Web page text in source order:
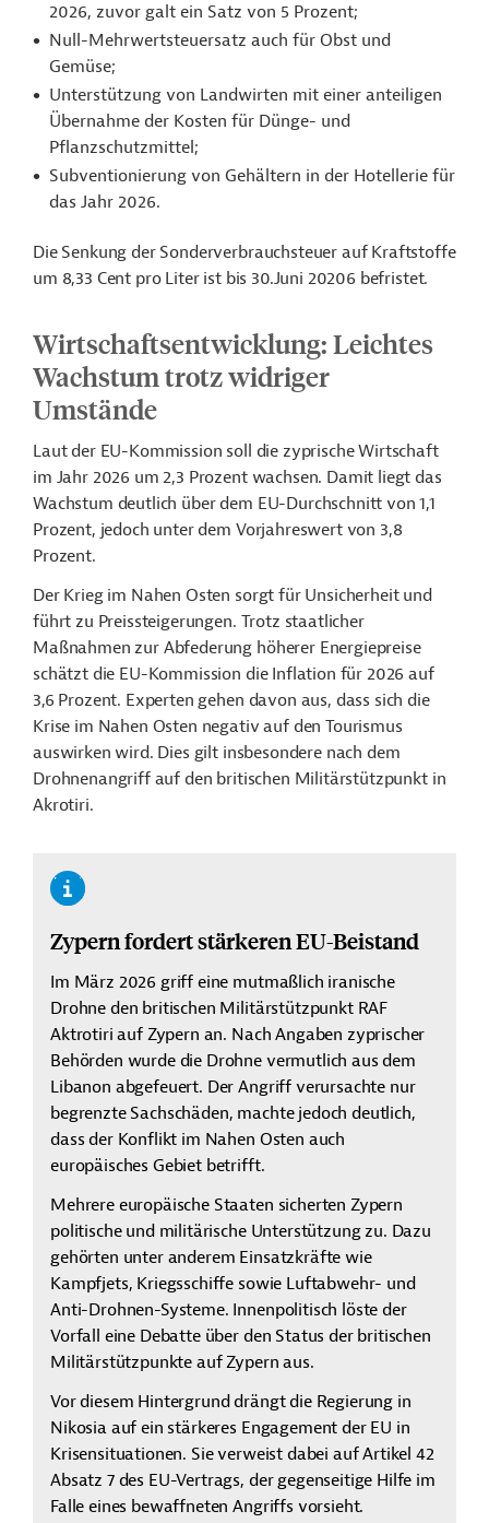
2026, zuvor galt ein Satz von 5 Prozent;
Null-Mehrwertsteuersatz auch für Obst und
Gemüse;
Unterstützung von Landwirten mit einer anteiligen
Übernahme der Kosten für Dünge- und
Pflanzschutzmittel;
Subventionierung von Gehältern in der Hotellerie für
das Jahr 2026.
Die Senkung der Sonderverbrauchsteuer auf Kraftstoffe
um 8,33 Cent pro Liter ist bis 30.Juni 20206 befristet.
Wirtschaftsentwicklung: Leichtes
Wachstum trotz widriger
Umstände
Laut der EU-Kommission soll die zyprische Wirtschaft
im Jahr 2026 um 2,3 Prozent wachsen. Damit liegt das
Wachstum deutlich über dem EU-Durchschnitt von 1,1
Prozent, jedoch unter dem Vorjahreswert von 3,8
Prozent.
Der Krieg im Nahen Osten sorgt für Unsicherheit und
führt zu Preissteigerungen. Trotz staatlicher
Maßnahmen zur Abfederung höherer Energiepreise
schätzt die EU-Kommission die Inflation für 2026 auf
3,6 Prozent. Experten gehen davon aus, dass sich die
Krise im Nahen Osten negativ auf den Tourismus
auswirken wird. Dies gilt insbesondere nach dem
Drohnenangriff auf den britischen Militärstützpunkt in
Akrotiri.
Zypern fordert stärkeren EU-Beistand
Im März 2026 griff eine mutmaßlich iranische
Drohne den britischen Militärstützpunkt RAF
Aktrotiri auf Zypern an. Nach Angaben zyprischer
Behörden wurde die Drohne vermutlich aus dem
Libanon abgefeuert. Der Angriff verursachte nur
begrenzte Sachschäden, machte jedoch deutlich,
dass der Konflikt im Nahen Osten auch
europäisches Gebiet betrifft.
Mehrere europäische Staaten sicherten Zypern
politische und militärische Unterstützung zu. Dazu
gehörten unter anderem Einsatzkräfte wie
Kampfjets, Kriegsschiffe sowie Luftabwehr- und
Anti-Drohnen-Systeme. Innenpolitisch löste der
Vorfall eine Debatte über den Status der britischen
Militärstützpunkte auf Zypern aus.
Vor diesem Hintergrund drängt die Regierung in
Nikosia auf ein stärkeres Engagement der EU in
Krisensituationen. Sie verweist dabei auf Artikel 42
Absatz 7 des EU-Vertrags, der gegenseitige Hilfe im
Falle eines bewaffneten Angriffs vorsieht.